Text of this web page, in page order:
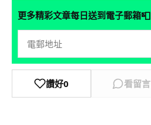
更多精彩文章每日送到電子郵箱📮
讚好0 看留言